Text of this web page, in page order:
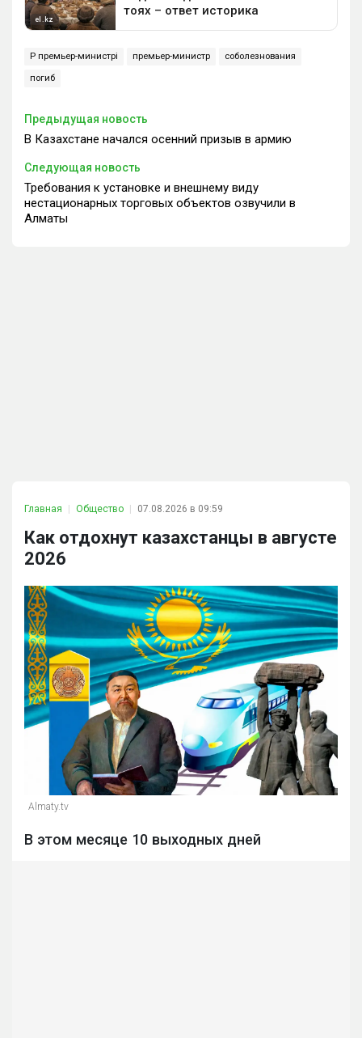
ҚР премьер-министрі премьер-министр соболезнования
погиб
Предыдущая новость
В Казахстане начался осенний призыв в армию
Следующая новость
Требования к установке и внешнему виду
нестационарных торговых объектов озвучили в
Алматы
Главная Общество 07.08.2026 в 09:59
Как отдохнут казахстанцы в августе
2026
Almaty.tv
В этом месяце 10 выходных дней